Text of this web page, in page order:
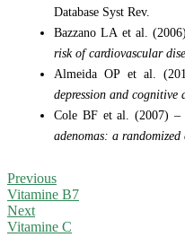
Database Syst Rev.
Bazzano LA et al.
risk of cardiovascular
Almeida OP et al.
depression and
Cole BF et al. (2007) –
adenomas: a
Previous
Vitamine B7
Next
Vitamine C